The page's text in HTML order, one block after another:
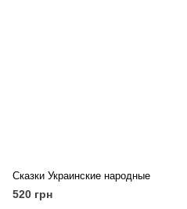
Сказки Украинские народные
520 грн